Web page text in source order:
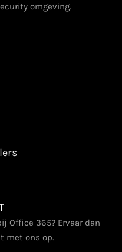
omgeving.
Office 365? Ervaar dan
met ons op.